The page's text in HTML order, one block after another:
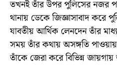
তখনই তাঁর উপর পুলিসের নজর
থানায় ডেকে জিজ্ঞাসাবাদ করে
যাবতীয় আর্থিক লেনদেন তাঁর
সময় তাঁর কথায় অসঙ্গতি পাওয়ায়
তাঁকে জেরা করে বিভিন্ন